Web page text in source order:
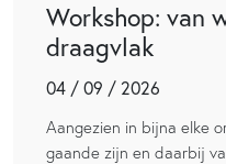
Workshop: van
draagvlak
04 / 09 / 2026
Aangezien in bijna elke
gaande zijn en daarbij